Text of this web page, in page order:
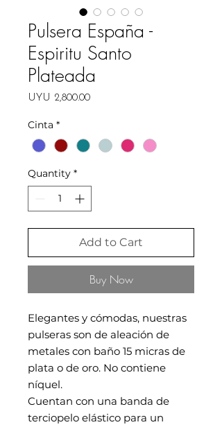
Pulsera España -
Espiritu Santo
Plateada
UYU 2,800.00Price
Cinta *
Quantity *
Add to Cart
Buy Now
Elegantes y cómodas, nuestras
pulseras son de aleación de
metales con baño 15 micras de
plata o de oro. No contiene
níquel.
Cuentan con una banda de
terciopelo elástico para un